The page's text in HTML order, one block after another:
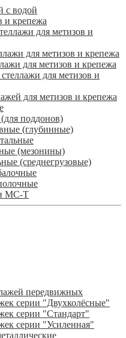
с водой
и крепежа
для метизов и
для метизов и крепежа
для метизов и крепежа
для метизов и
для метизов и крепежа
поддонов)
(глубинные)
(мезонины)
(среднегрузовые)
МС-Т
передвижных
серии "Двухколёсные"
серии "Стандарт"
серии "Усиленная"